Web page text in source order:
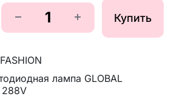
Купить
лампа GLOBAL
288V